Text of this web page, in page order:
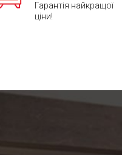
Гарантія найкращої
ціни!